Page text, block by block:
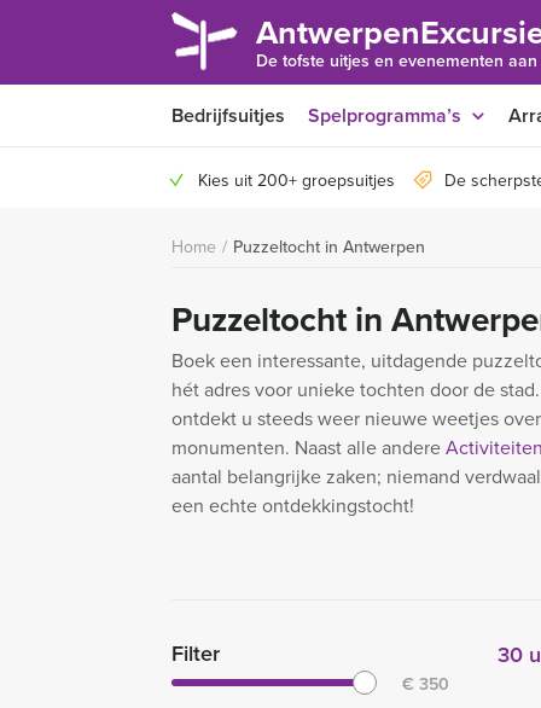
De tofste uitjes en evenementen
Bedrijfsuitjes Spelprogramma’s
Kies uit 200+ groepsuitjes De
Home / Puzzeltocht in Antwerpen
Puzzeltocht in
Boek een interessante, uitdagende
hét adres voor unieke tochten door de
ontdekt u steeds weer nieuwe weetjes
monumenten. Naast alle andere
aantal belangrijke zaken; niemand
een echte ontdekkingstocht!
Filter
€ 350
30